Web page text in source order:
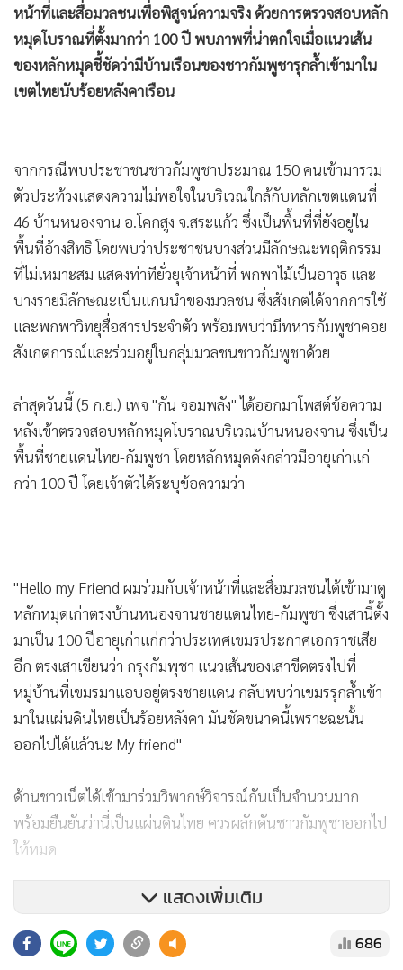
• Special Scoop
• เศรษฐกิจ-ธุรกิจ
• จีน
• ชุมชน-คุณภาพชีวิต
• เกม
• วิทยาศาสตร์
• SMEs
• หุ้น
อินโดจีน
กองทุนรวม
• Celeb Online
• ญี่ปุ่น
• News1
• Gotomanager
หน้าที่และสื่อมวลชนเพื่อพิสูจน์ความจริง ด้วยการตรวจสอบหลัก
หมุดโบราณที่ตั้งมากว่า 100 ปี พบภาพที่น่าตกใจเมื่อแนวเส้น
ของหลักหมุดชี้ชัดว่ามีบ้านเรือนของชาวกัมพูชารุกล้ำเข้ามาใน
เขตไทยนับร้อยหลังคาเรือน
จากกรณีพบประชาชนชาวกัมพูชาประมาณ 150 คนเข้ามารวม
ตัวประท้วงแสดงความไม่พอใจในบริเวณใกล้กับหลักเขตแดนที่
46 บ้านหนองจาน อ.โคกสูง จ.สระแก้ว ซึ่งเป็นพื้นที่ที่ยังอยู่ใน
พื้นที่อ้างสิทธิ โดยพบว่าประชาชนบางส่วนมีลักษณะพฤติกรรม
ที่ไม่เหมาะสม แสดงท่าทียั่วยุเจ้าหน้าที่ พกพาไม้เป็นอาวุธ และ
บางรายมีลักษณะเป็นแกนนำของมวลชน ซึ่งสังเกตได้จากการใช้
และพกพาวิทยุสื่อสารประจำตัว พร้อมพบว่ามีทหารกัมพูชาคอย
สังเกตการณ์และร่วมอยู่ในกลุ่มมวลชนชาวกัมพูชาด้วย
ล่าสุดวันนี้ (5 ก.ย.) เพจ "กัน จอมพลัง" ได้ออกมาโพสต์ข้อความ
หลังเข้าตรวจสอบหลักหมุดโบราณบริเวณบ้านหนองจาน ซึ่งเป็น
พื้นที่ชายแดนไทย-กัมพูชา โดยหลักหมุดดังกล่าวมีอายุเก่าแก่
กว่า 100 ปี โดยเจ้าตัวได้ระบุข้อความว่า
"Hello my Friend ผมร่วมกับเจ้าหน้าที่และสื่อมวลชนได้เข้ามาดู
หลักหมุดเก่าตรงบ้านหนองจานชายแดนไทย-กัมพูชา ซึ่งเสานี้ตั้ง
มาเป็น 100 ปีอายุเก่าแก่กว่าประเทศเขมรประกาศเอกราชเสีย
อีก ตรงเสาเขียนว่า กรุงกัมพุชา แนวเส้นของเสาขีดตรงไปที่
หมู่บ้านที่เขมรมาแอบอยู่ตรงชายแดน กลับพบว่าเขมรรุกล้ำเข้า
มาในแผ่นดินไทยเป็นร้อยหลังคา มันชัดขนาดนี้เพราะฉะนั้น
ออกไปได้แล้วนะ My friend"
ด้านชาวเน็ตได้เข้ามาร่วมวิพากษ์วิจารณ์กันเป็นจำนวนมาก
พร้อมยืนยันว่านี่เป็นแผ่นดินไทย ควรผลักดันชาวกัมพูชาออกไป
ให้หมด
686